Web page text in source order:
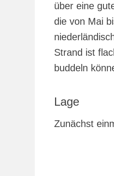
über eine
die von Mai
Strand ist
buddeln
Lage
Zunächst